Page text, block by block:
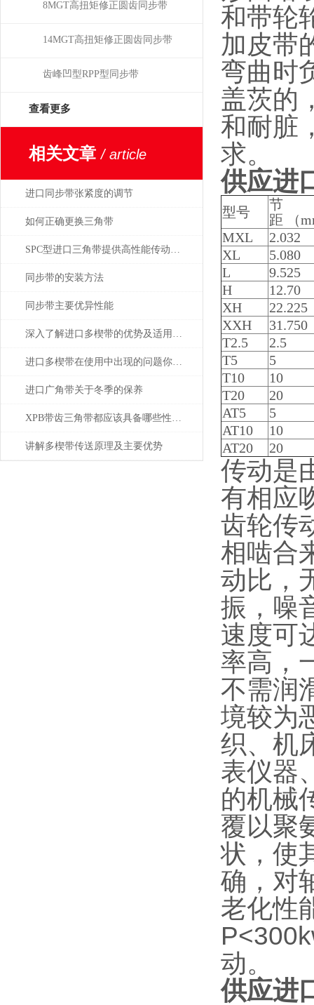
8MGT高扭矩修正圆齿同步带
14MGT高扭矩修正圆齿同步带
齿峰凹型RPP型同步带
查看更多
相关文章/ article
进口同步带张紧度的调节
如何正确更换三角带
SPC型进口三角带提供高性能传动解决方案
同步带的安装方法
同步带主要优异性能
深入了解进口多楔带的优势及适用范围
进口多楔带在使用中出现的问题你会解决几个？
进口广角带关于冬季的保养
XPB带齿三角带都应该具备哪些性能？
讲解多楔带传送原理及主要优势
和带轮
加皮带
弯曲时
盖茨的
和耐脏
求。
供应进
型号
节
距 （
MXL
2.032
XL
5.080
L
9.525
H
12.70
XH
22.225
XXH
31.750
T2.5
2.5
T5
5
T10
10
T20
20
AT5
5
AT10
10
AT20
20
传动是
有相应
齿轮传
相啮合
动比，
振，噪
速度可
率高，
不需润
境较为
织、机
表仪器
的机械
覆以聚
状，使
确，对
老化性
动。
供应进